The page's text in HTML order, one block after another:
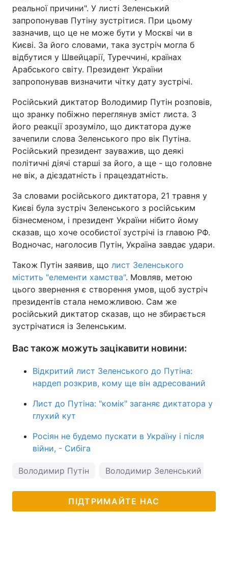
реальної причини". У листі Зеленський
запропонував Путіну зустрітися. При цьому
зазначив, що це не може бути у Москві чи в
Києві. За його словами, така зустріч могла б
відбутися у Швейцарії, Туреччині, країнах
Арабського світу. Президент України
запропонував визначити чітку дату зустрічі.
Російський диктатор Володимир Путін розповів,
що зранку побіжно переглянув зміст листа. З
його реакції зрозуміло, що диктатора дуже
зачепили слова Зеленського про вік Путіна.
Російський президент зауважив, що деякі
політичні діячі старші за його, а ще - що головне
не вік, а дієздатність і працездатність.
За словами російського диктатора, 21 травня у
Києві була зустріч Зеленського з російським
бізнесменом, і президент України нібито йому
сказав, що хоче особистої зустрічі із главою РФ.
Водночас, наголосив Путін, Україна завдає удари.
Також Путін заявив, що лист Зеленського
містить "елементи хамства". Мовляв, метою
цього звернення є створення умов, щоб зустріч
президентів стала неможливою. Сам же
російський диктатор сказав, що не збирається
зустрічатися із Зеленським.
Вас також можуть зацікавити новини:
Відкритий лист Зеленського до Путіна:
нардеп розкрив, кому ще він адресований
Лист до Путіна: "комік" заганяє диктатора у
глухий кут
Росіян не будемо пускати в Україну і після
війни, - Сибіга
Володимир Путін Володимир Зеленський
ПІДТРИМАЙТЕ НАС